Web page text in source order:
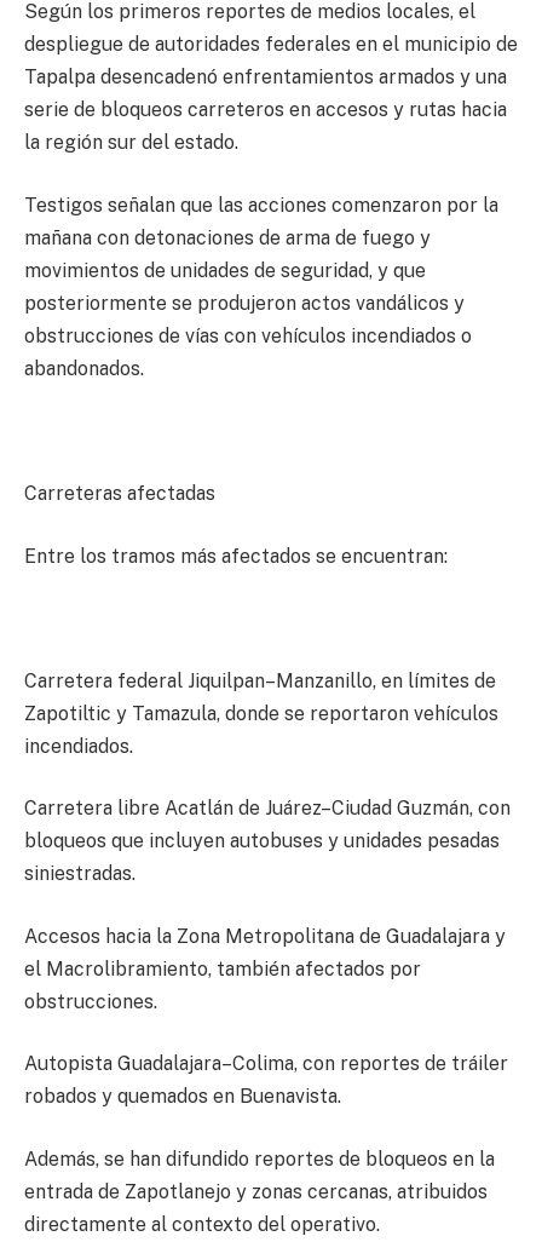
Según los primeros reportes de medios locales, el
despliegue de autoridades federales en el municipio de
Tapalpa desencadenó enfrentamientos armados y una
serie de bloqueos carreteros en accesos y rutas hacia
la región sur del estado.
Testigos señalan que las acciones comenzaron por la
mañana con detonaciones de arma de fuego y
movimientos de unidades de seguridad, y que
posteriormente se produjeron actos vandálicos y
obstrucciones de vías con vehículos incendiados o
abandonados.
Carreteras afectadas
Entre los tramos más afectados se encuentran:
Carretera federal Jiquilpan–Manzanillo, en límites de
Zapotiltic y Tamazula, donde se reportaron vehículos
incendiados.
Carretera libre Acatlán de Juárez–Ciudad Guzmán, con
bloqueos que incluyen autobuses y unidades pesadas
siniestradas.
Accesos hacia la Zona Metropolitana de Guadalajara y
el Macrolibramiento, también afectados por
obstrucciones.
Autopista Guadalajara–Colima, con reportes de tráiler
robados y quemados en Buenavista.
Además, se han difundido reportes de bloqueos en la
entrada de Zapotlanejo y zonas cercanas, atribuidos
directamente al contexto del operativo.